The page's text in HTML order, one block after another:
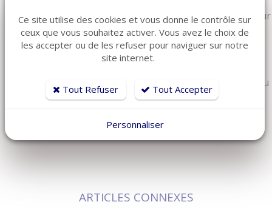
1 Prise HP 2 broches femelle pour connexion sur
un deuxième moteur (facultatif ou pour
synchroniser 2 moteurs)
Fréquence radio 2,4 GHz
sur 2 touches de la télécommande lors de la liaison au
récepteur (plusieurs bips sonores pendant
l'appairage)
Le récepteur est auto-alimenter par le moteur
ARTICLES CONNEXES
Ce site utilise des cookies et vous donne le contrôle sur
ceux que vous souhaitez activer. Vous avez le choix de
les accepter ou de les refuser pour naviguer sur notre
site internet.
Tout Refuser Tout Accepter
Personnaliser